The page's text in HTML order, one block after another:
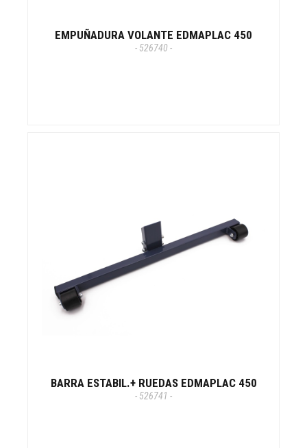
EMPUÑADURA VOLANTE EDMAPLAC 450
- 526740 -
BARRA ESTABIL.+ RUEDAS EDMAPLAC 450
- 526741 -